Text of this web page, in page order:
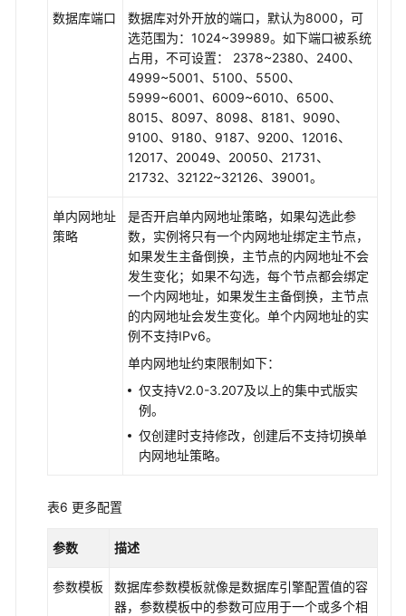
数据库端口
数据库对外开放的端口，默认为8000，可
选范围为：1024~39989。如下端口被系统
占用，不可设置： 2378~2380、2400、
4999~5001、5100、5500、
5999~6001、6009~6010、6500、
8015、8097、8098、8181、9090、
9100、9180、9187、9200、12016、
12017、20049、20050、21731、
21732、32122~32126、39001。
单内网地址
策略
是否开启单内网地址策略，如果勾选此参
数，实例将只有一个内网地址绑定主节点，
如果发生主备倒换，主节点的内网地址不会
发生变化；如果不勾选，每个节点都会绑定
一个内网地址，如果发生主备倒换，主节点
的内网地址会发生变化。单个内网地址的实
例不支持IPv6。
单内网地址约束限制如下：
仅支持V2.0-3.207及以上的集中式版实
例。
仅创建时支持修改，创建后不支持切换单
内网地址策略。
表6 更多配置
参数 描述
参数模板
数据库参数模板就像是数据库引擎配置值的容
器，参数模板中的参数可应用于一个或多个相